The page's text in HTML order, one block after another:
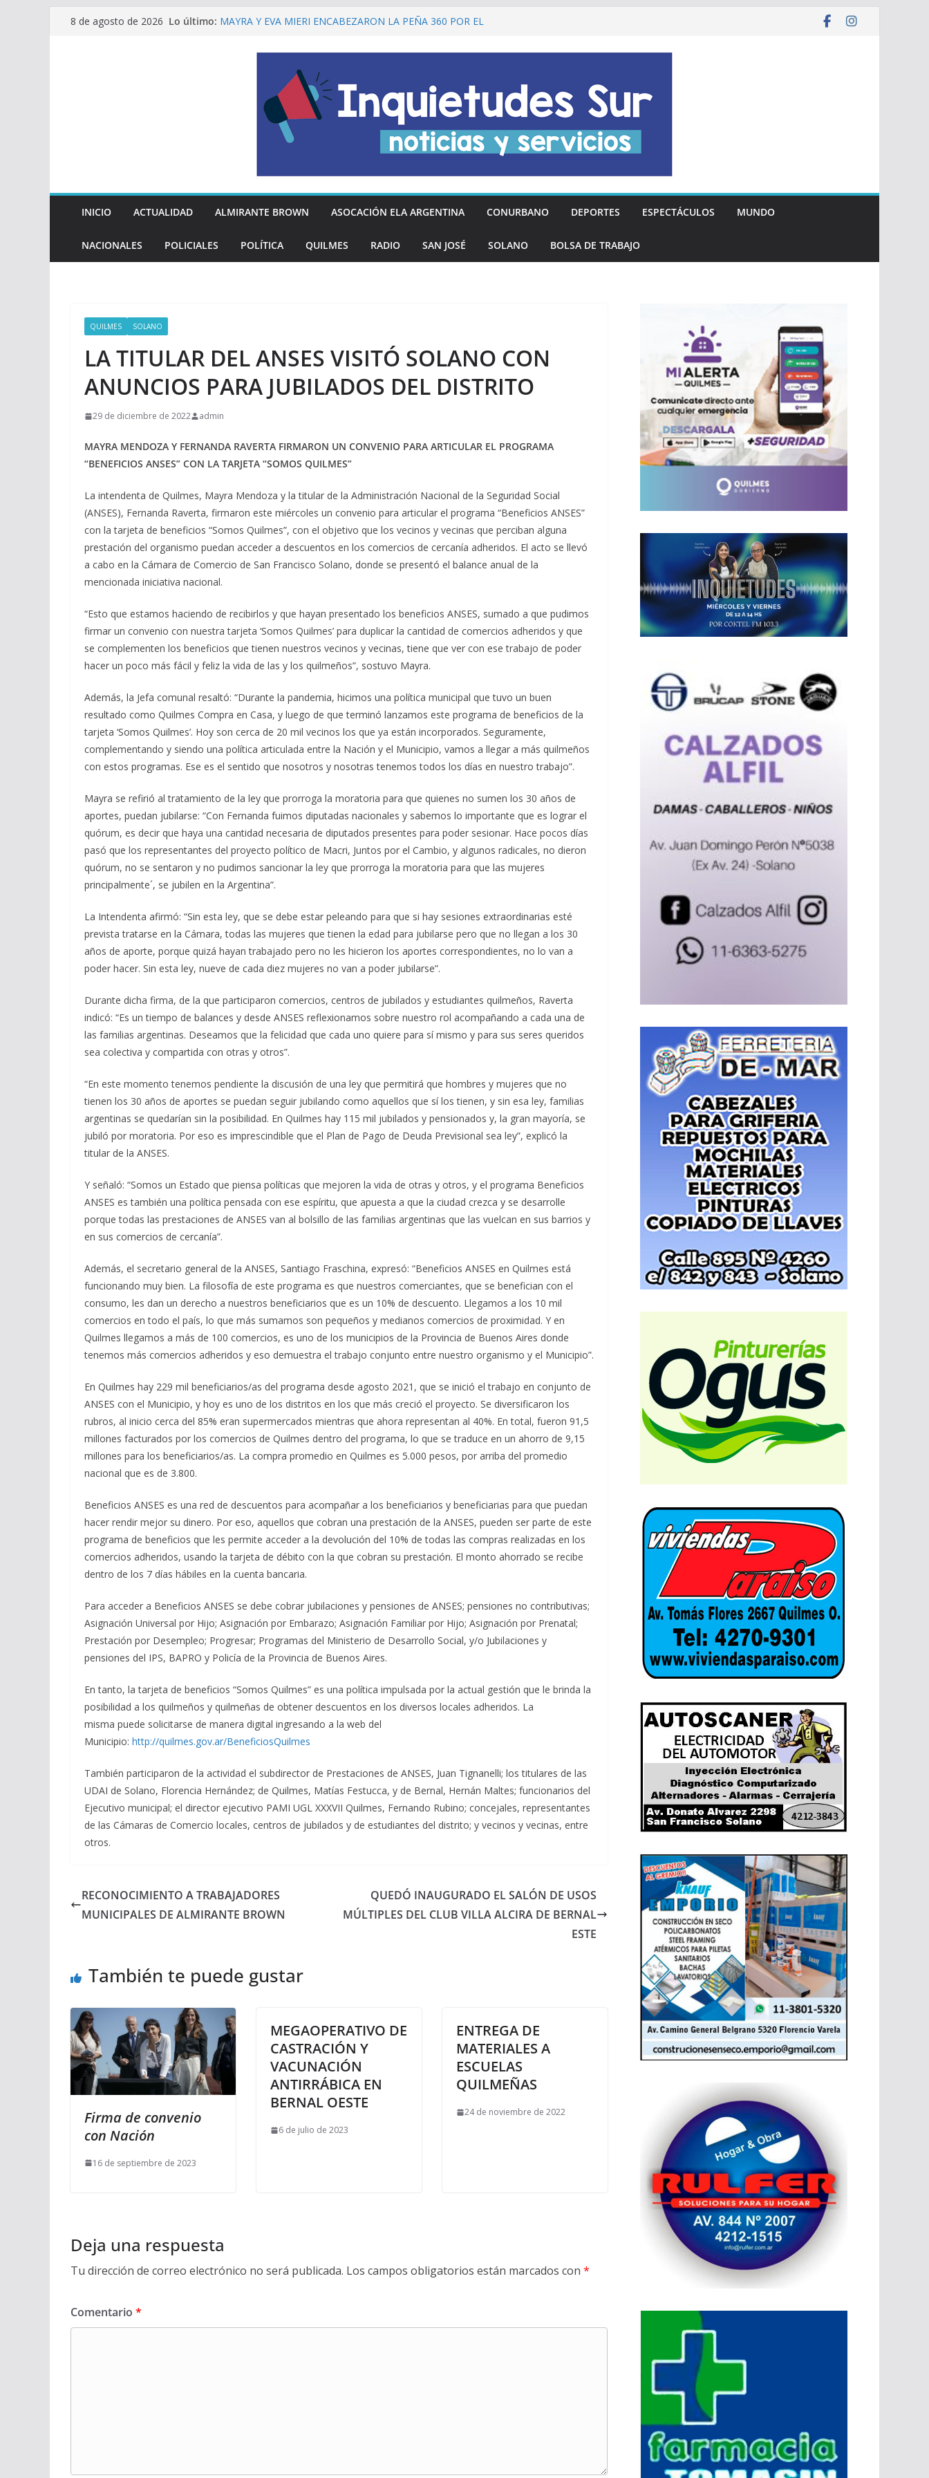
Saltar8 de agosto de 2026 Lo último: MAYRA Y EVA MIERI ENCABEZARON LA PEÑA 360 POR EL
PELUQUERÍAS TODOS LOS DÍAS MIÉRCOLES
Encuesta: qué piensan los hinchas argentinos de las nuevas
reglas del Mundial
EL MUNICIPIO ENTREGÓ MÁS DE 20 PRÓTESIS DENTALES
A VECINAS Y VECINOS DE QUILMES OESTE
La Diócesis de Quilmes recordó a Jorge Novak a 25 años de
INICIO ACTUALIDAD ALMIRANTE BROWN ASOCACIÓN ELA ARGENTINA CONURBANO DEPORTES ESPECTÁCULOS MUNDO
NACIONALES POLICIALES POLÍTICA QUILMES RADIO SAN JOSÉ SOLANO BOLSA DE TRABAJO
QUILMES SOLANO
LA TITULAR DEL ANSES VISITÓ SOLANO CON
ANUNCIOS PARA JUBILADOS DEL DISTRITO
29 de diciembre de 2022 admin
MAYRA MENDOZA Y FERNANDA RAVERTA FIRMARON UN CONVENIO PARA ARTICULAR EL PROGRAMA
“BENEFICIOS ANSES” CON LA TARJETA “SOMOS QUILMES”
La intendenta de Quilmes, Mayra Mendoza y la titular de la Administración Nacional de la Seguridad Social
(ANSES), Fernanda Raverta, firmaron este miércoles un convenio para articular el programa “Beneficios ANSES”
con la tarjeta de beneficios “Somos Quilmes”, con el objetivo que los vecinos y vecinas que perciban alguna
prestación del organismo puedan acceder a descuentos en los comercios de cercanía adheridos. El acto se llevó
a cabo en la Cámara de Comercio de San Francisco Solano, donde se presentó el balance anual de la
mencionada iniciativa nacional.
“Esto que estamos haciendo de recibirlos y que hayan presentado los beneficios ANSES, sumado a que pudimos
firmar un convenio con nuestra tarjeta ‘Somos Quilmes’ para duplicar la cantidad de comercios adheridos y que
se complementen los beneficios que tienen nuestros vecinos y vecinas, tiene que ver con ese trabajo de poder
hacer un poco más fácil y feliz la vida de las y los quilmeños”, sostuvo Mayra.
Además, la Jefa comunal resaltó: “Durante la pandemia, hicimos una política municipal que tuvo un buen
resultado como Quilmes Compra en Casa, y luego de que terminó lanzamos este programa de beneficios de la
tarjeta ‘Somos Quilmes’. Hoy son cerca de 20 mil vecinos los que ya están incorporados. Seguramente,
complementando y siendo una política articulada entre la Nación y el Municipio, vamos a llegar a más quilmeños
con estos programas. Ese es el sentido que nosotros y nosotras tenemos todos los días en nuestro trabajo”.
Mayra se refirió al tratamiento de la ley que prorroga la moratoria para que quienes no sumen los 30 años de
aportes, puedan jubilarse: “Con Fernanda fuimos diputadas nacionales y sabemos lo importante que es lograr el
quórum, es decir que haya una cantidad necesaria de diputados presentes para poder sesionar. Hace pocos días
pasó que los representantes del proyecto político de Macri, Juntos por el Cambio, y algunos radicales, no dieron
quórum, no se sentaron y no pudimos sancionar la ley que prorroga la moratoria para que las mujeres
principalmente´, se jubilen en la Argentina”.
La Intendenta afirmó: “Sin esta ley, que se debe estar peleando para que si hay sesiones extraordinarias esté
prevista tratarse en la Cámara, todas las mujeres que tienen la edad para jubilarse pero que no llegan a los 30
años de aporte, porque quizá hayan trabajado pero no les hicieron los aportes correspondientes, no lo van a
poder hacer. Sin esta ley, nueve de cada diez mujeres no van a poder jubilarse”.
Durante dicha firma, de la que participaron comercios, centros de jubilados y estudiantes quilmeños, Raverta
indicó: “Es un tiempo de balances y desde ANSES reflexionamos sobre nuestro rol acompañando a cada una de
las familias argentinas. Deseamos que la felicidad que cada uno quiere para sí mismo y para sus seres queridos
sea colectiva y compartida con otras y otros”.
“En este momento tenemos pendiente la discusión de una ley que permitirá que hombres y mujeres que no
tienen los 30 años de aportes se puedan seguir jubilando como aquellos que sí los tienen, y sin esa ley, familias
argentinas se quedarían sin la posibilidad. En Quilmes hay 115 mil jubilados y pensionados y, la gran mayoría, se
jubiló por moratoria. Por eso es imprescindible que el Plan de Pago de Deuda Previsional sea ley”, explicó la
titular de la ANSES.
Y señaló: “Somos un Estado que piensa políticas que mejoren la vida de otras y otros, y el programa Beneficios
ANSES es también una política pensada con ese espíritu, que apuesta a que la ciudad crezca y se desarrolle
porque todas las prestaciones de ANSES van al bolsillo de las familias argentinas que las vuelcan en sus barrios y
en sus comercios de cercanía”.
Además, el secretario general de la ANSES, Santiago Fraschina, expresó: “Beneficios ANSES en Quilmes está
funcionando muy bien. La filosofía de este programa es que nuestros comerciantes, que se benefician con el
consumo, les dan un derecho a nuestros beneficiarios que es un 10% de descuento. Llegamos a los 10 mil
comercios en todo el país, lo que más sumamos son pequeños y medianos comercios de proximidad. Y en
Quilmes llegamos a más de 100 comercios, es uno de los municipios de la Provincia de Buenos Aires donde
tenemos más comercios adheridos y eso demuestra el trabajo conjunto entre nuestro organismo y el Municipio”.
En Quilmes hay 229 mil beneficiarios/as del programa desde agosto 2021, que se inició el trabajo en conjunto de
ANSES con el Municipio, y hoy es uno de los distritos en los que más creció el proyecto. Se diversificaron los
rubros, al inicio cerca del 85% eran supermercados mientras que ahora representan al 40%. En total, fueron 91,5
millones facturados por los comercios de Quilmes dentro del programa, lo que se traduce en un ahorro de 9,15
millones para los beneficiarios/as. La compra promedio en Quilmes es 5.000 pesos, por arriba del promedio
nacional que es de 3.800.
Beneficios ANSES es una red de descuentos para acompañar a los beneficiarios y beneficiarias para que puedan
hacer rendir mejor su dinero. Por eso, aquellos que cobran una prestación de la ANSES, pueden ser parte de este
programa de beneficios que les permite acceder a la devolución del 10% de todas las compras realizadas en los
comercios adheridos, usando la tarjeta de débito con la que cobran su prestación. El monto ahorrado se recibe
dentro de los 7 días hábiles en la cuenta bancaria.
Para acceder a Beneficios ANSES se debe cobrar jubilaciones y pensiones de ANSES; pensiones no contributivas;
Asignación Universal por Hijo; Asignación por Embarazo; Asignación Familiar por Hijo; Asignación por Prenatal;
Prestación por Desempleo; Progresar; Programas del Ministerio de Desarrollo Social, y/o Jubilaciones y
pensiones del IPS, BAPRO y Policía de la Provincia de Buenos Aires.
En tanto, la tarjeta de beneficios “Somos Quilmes” es una política impulsada por la actual gestión que le brinda la
posibilidad a los quilmeños y quilmeñas de obtener descuentos en los diversos locales adheridos. La
misma puede solicitarse de manera digital ingresando a la web del
Municipio: http://quilmes.gov.ar/BeneficiosQuilmes
También participaron de la actividad el subdirector de Prestaciones de ANSES, Juan Tignanelli; los titulares de las
UDAI de Solano, Florencia Hernández; de Quilmes, Matías Festucca, y de Bernal, Hernán Maltes; funcionarios del
Ejecutivo municipal; el director ejecutivo PAMI UGL XXXVII Quilmes, Fernando Rubino; concejales, representantes
de las Cámaras de Comercio locales, centros de jubilados y de estudiantes del distrito; y vecinos y vecinas, entre
otros.
RECONOCIMIENTO A TRABAJADORES
MUNICIPALES DE ALMIRANTE BROWN
QUEDÓ INAUGURADO EL SALÓN DE USOS
MÚLTIPLES DEL CLUB VILLA ALCIRA DE BERNAL
ESTE
También te puede gustar
Firma de convenio
con Nación
16 de septiembre de 2023
MEGAOPERATIVO DE
CASTRACIÓN Y
VACUNACIÓN
ANTIRRÁBICA EN
BERNAL OESTE
6 de julio de 2023
ENTREGA DE
MATERIALES A
ESCUELAS
QUILMEÑAS
24 de noviembre de 2022
Deja una respuesta
Tu dirección de correo electrónico no será publicada. Los campos obligatorios están marcados con *
Comentario *